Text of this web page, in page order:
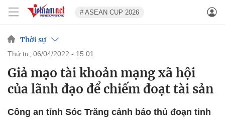
# ASEAN CUP 2026
Thời sự
thứ tư, 06/04/2022 - 15:01
Giả mạo tài khoản mạng xã hội
của lãnh đạo để chiếm đoạt tài sản
Công an tỉnh Sóc Trăng cảnh báo thủ đoạn tinh